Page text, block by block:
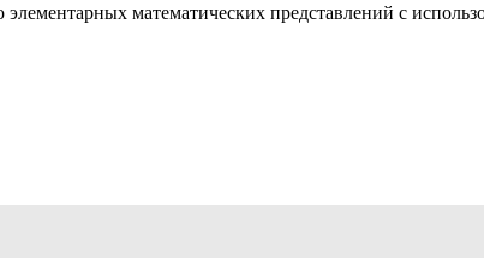
математических представлений с